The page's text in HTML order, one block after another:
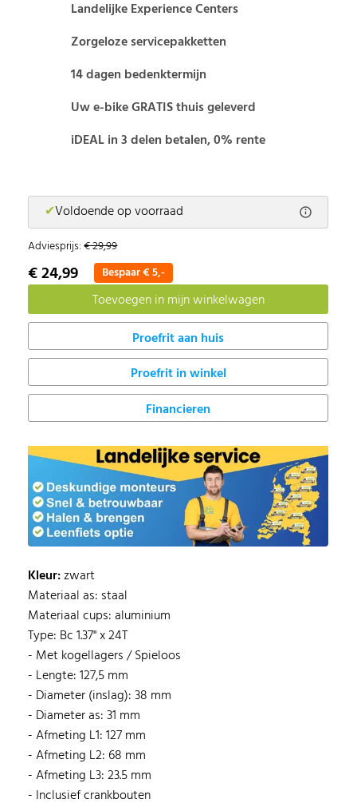
Landelijke Experience Centers
Zorgeloze servicepakketten
14 dagen bedenktermijn
Uw e-bike GRATIS thuis geleverd
iDEAL in 3 delen betalen, 0% rente
✔Voldoende op voorraad
Adviesprijs:€ 29,99
€ 24,99 Bespaar € 5,-
Proefrit in winkel
Financieren
Kleur:zwart
Materiaal as: staal
Materiaal cups: aluminium
Type: Bc 1.37" x 24T
- Met kogellagers / Spieloos
- Lengte: 127,5 mm
- Diameter (inslag): 38 mm
- Diameter as: 31 mm
- Afmeting L1: 127 mm
- Afmeting L2: 68 mm
- Afmeting L3: 23.5 mm
- Inclusief crankbouten